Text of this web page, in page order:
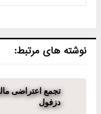
نوشته های مرتبط:
تجمع اعتراضی
دزفول